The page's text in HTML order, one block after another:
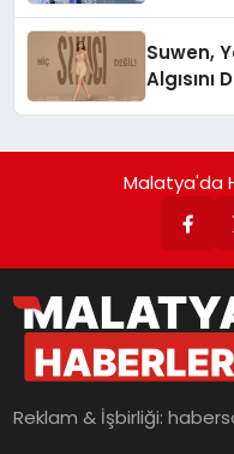
Suwen,
Algısını
Malatya'da
Reklam & İşbirliği: